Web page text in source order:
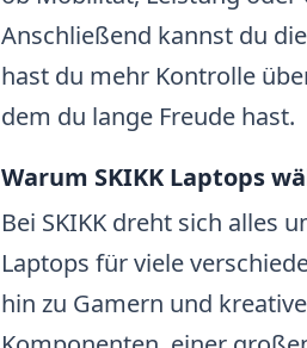
Anschließend kannst du
hast du mehr Kontrolle
dem du lange Freude hast.
Warum SKIKK Laptops
Bei SKIKK dreht sich alles
Laptops für viele
hin zu Gamern und